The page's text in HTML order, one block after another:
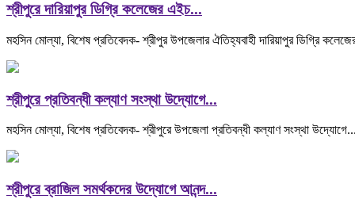
শ্রীপুরে দারিয়াপুর ডিগ্রি কলেজের এইচ...
মহসিন মোল্যা, বিশেষ প্রতিবেদক- শ্রীপুর উপজেলার ঐতিহ্যবাহী দারিয়াপুর ডিগ্রি
শ্রীপুরে প্রতিবন্ধী কল্যাণ সংস্থা উদ্যোগে...
মহসিন মোল্যা, বিশেষ প্রতিবেদক- শ্রীপুরে উপজেলা প্রতিবন্ধী কল্যাণ সংস্থা উদ্যোগে...
শ্রীপুরে ব্রাজিল সমর্থকদের উদ্যোগে আনন্দ...